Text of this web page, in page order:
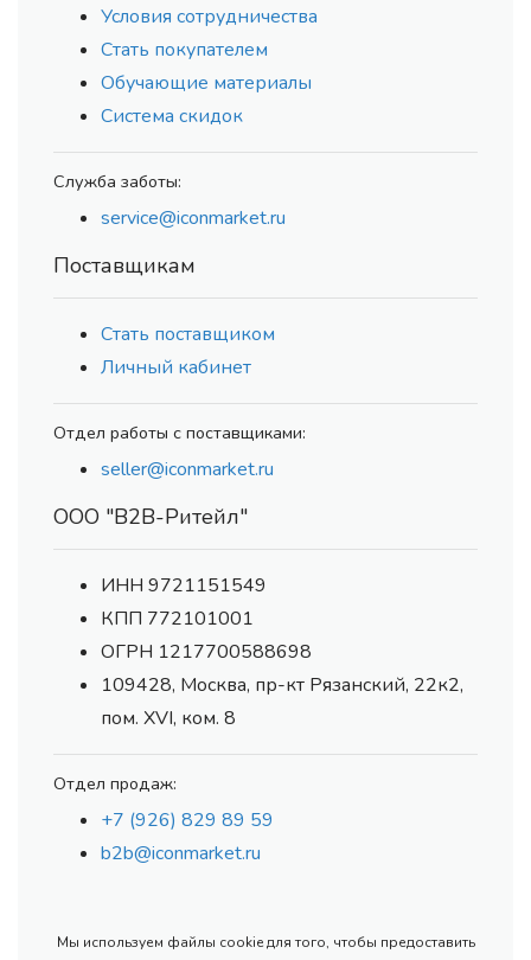
Условия сотрудничества
Стать покупателем
Обучающие материалы
Система скидок
Служба заботы:
service@iconmarket.ru
Поставщикам
Стать поставщиком
Личный кабинет
Отдел работы с поставщиками:
seller@iconmarket.ru
ООО "В2В-Ритейл"
ИНН 9721151549
КПП 772101001
ОГРН 1217700588698
109428, Москва, пр-кт Рязанский, 22к2,
пом. XVI, ком. 8
Отдел продаж:
+7 (926) 829 89 59
b2b@iconmarket.ru
Мы используем файлы cookie для того, чтобы предоставить